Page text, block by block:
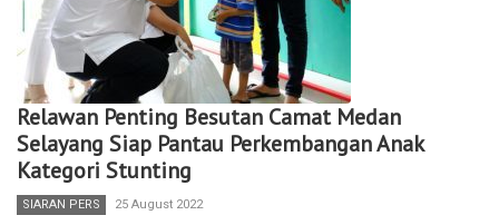
Relawan Penting Besutan Camat Medan
Selayang Siap Pantau Perkembangan Anak
Kategori Stunting
SIARAN PERS 25 August 2022